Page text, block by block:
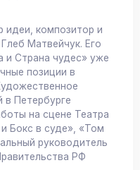
идеи, композитор и
Матвейчук. Его
и Страна чудес» уже
позиции в
в Петербурге
на сцене Театра
Бокс в суде», «Том
руководитель
РФ